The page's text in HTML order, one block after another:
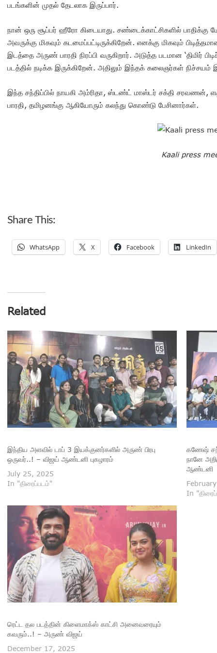
படங்களின் முதல் தேடலாக இருப்பார்.
நான் ஒரு சூப்பர் ஹீரோ கிடையாது. சண்டைக்காட்சிகளில் பாதிக்கு
அவருக்கு மிகவும் கடமைப்பட்டிருக்கிறேன். எனக்கு மிகவும்
இடத்தை அருண் பாரதி நிரப்பி வருகிறார். அடுத்த படமான ‘திமிர்
படத்தில் நடிக்க இருக்கிறேன். அதிலும் இந்தக் கலைஞர்கள் நிச்சயம்
இந்த சந்திப்பில் நாயகி அம்ரிதா, ஸ்டண்ட் மாஸ்டர் சக்தி சரவணன்,
பாரதி, தமிழனங்கு ஆகியோரும் கலந்து கொண்டு பேசினார்கள்.
Kaali press
Share This:
WhatsApp X Facebook LinkedIn
Related
இந்திய அளவில் டாப் 3 இயக்குனர்களில் அருண் பிரபு
ஒருவர்..! – விஜய் ஆண்டனி புகழாரம்
July 25, 2025
In "திரைப்படம்"
கணேஷ்
நானே
ஆண்டனி
In
ரெட்ட தல படத்தின் கிளைமாக்ஸ் காட்சி அனைவரையும்
கவரும்..! – அருண் விஜய்
December 17, 2025